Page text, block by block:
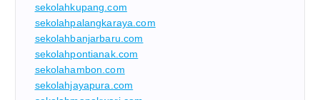
sekolahkupang.com
sekolahpalangkaraya.com
sekolahbanjarbaru.com
sekolahpontianak.com
sekolahambon.com
sekolahjayapura.com